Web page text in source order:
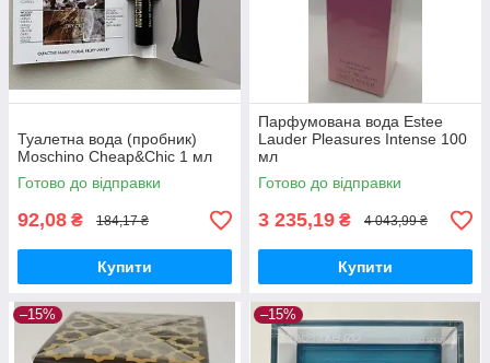
Туалетна вода (пробник)
Moschino Cheap&Chic 1 мл
Готово до відправки
92,08 ₴ 184,17 ₴
Купити
Парфумована вода Estee
Lauder Pleasures Intense 100
мл
Готово до відправки
3 235,19 ₴ 4 043,99 ₴
Купити
–15% –15%